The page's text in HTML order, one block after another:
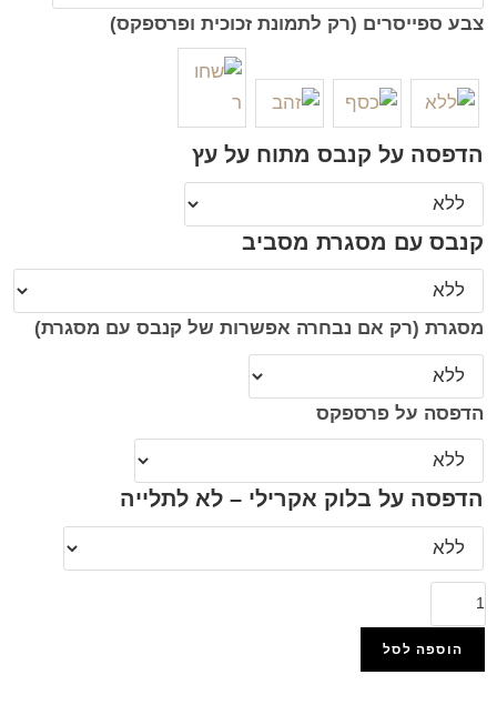
צבע ספייסרים (רק לתמונת זכוכית ופרספקס)
הדפסה על קנבס מתוח על עץ
קנבס עם מסגרת מסביב
מסגרת (רק אם נבחרה אפשרות של קנבס עם מסגרת)
הדפסה על פרספקס
הדפסה על בלוק אקרילי – לא לתלייה
הוספה לסל